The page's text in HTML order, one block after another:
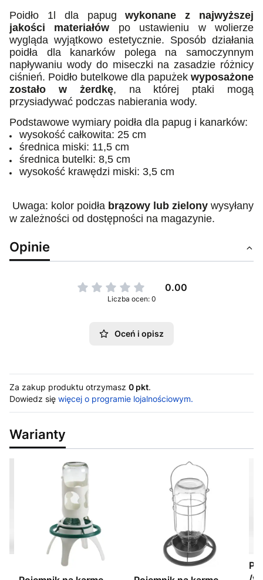
Poidło 1l dla papugwykonane z najwyższej
jakości materiałów po ustawieniu w wolierze
wygląda wyjątkowo estetycznie. Sposób działania
poidła dla kanarków polega na samoczynnym
napływaniu wody do miseczki na zasadzie różnicy
ciśnień. Poidło butelkowe dla papużek wyposażone
zostało w żerdkę, na której ptaki mogą
przysiadywać podczas nabierania wody.
Podstawowe wymiary poidła dla papug i kanarków:
wysokość całkowita: 25 cm
średnica miski: 11,5 cm
średnica butelki: 8,5 cm
wysokość krawędzi miski: 3,5 cm
Uwaga: kolor poidła brązowy lub zielony wysyłany
w zależności od dostępności na magazynie.
Opinie
0.00
Liczba ocen: 0
Oceń i opisz
Za zakup produktu otrzymasz 0 pkt.
Dowiedz się więcej o programie lojalnościowym.
Warianty